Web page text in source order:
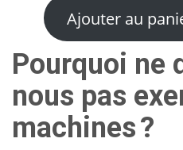
Ajouter au
Pourquoi ne
nous pas
machines ?